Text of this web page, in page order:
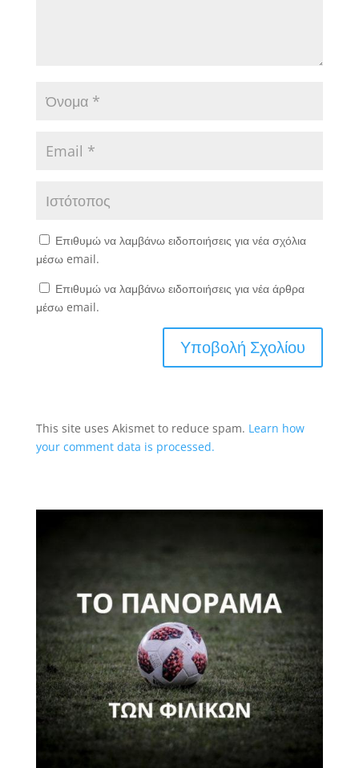
Επιθυμώ να λαμβάνω ειδοποιήσεις για νέα σχόλια
μέσω email.
Επιθυμώ να λαμβάνω ειδοποιήσεις για νέα άρθρα
μέσω email.
This site uses Akismet to reduce spam. Learn how
your comment data is processed.